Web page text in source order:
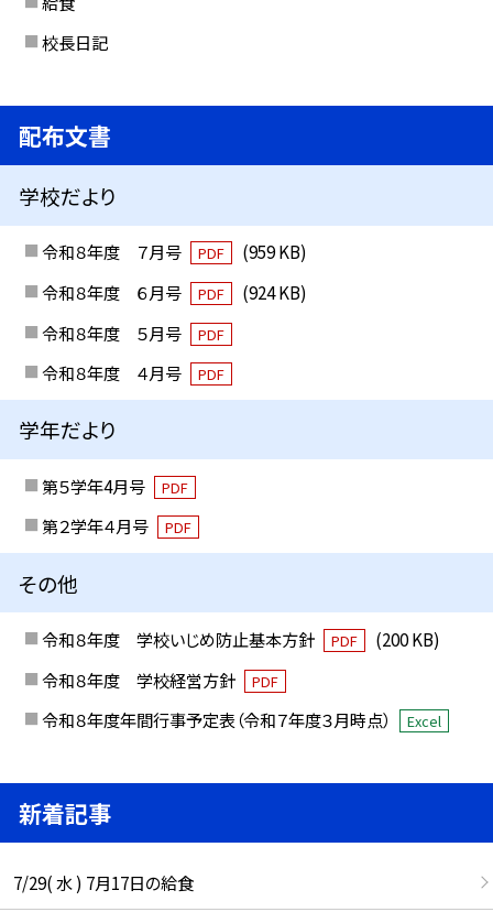
校長日記
配布文書
学校だより
令和８年度 ７月号 PDF
(959 KB)
令和８年度 ６月号
PDF
(924 KB)
令和８年度 ５月号
PDF
令和８年度 ４月号 PDF
学年だより
第５学年4月号 PDF
第２学年４月号 PDF
その他
令和８年度 学校いじめ防止基本方針 PDF
(200 KB)
令和８年度 学校経営方針
PDF
令和８年度年間行事予定表（令和７年度３月時点） Excel
新着記事
7/29( 水 ) 7月17日の給食